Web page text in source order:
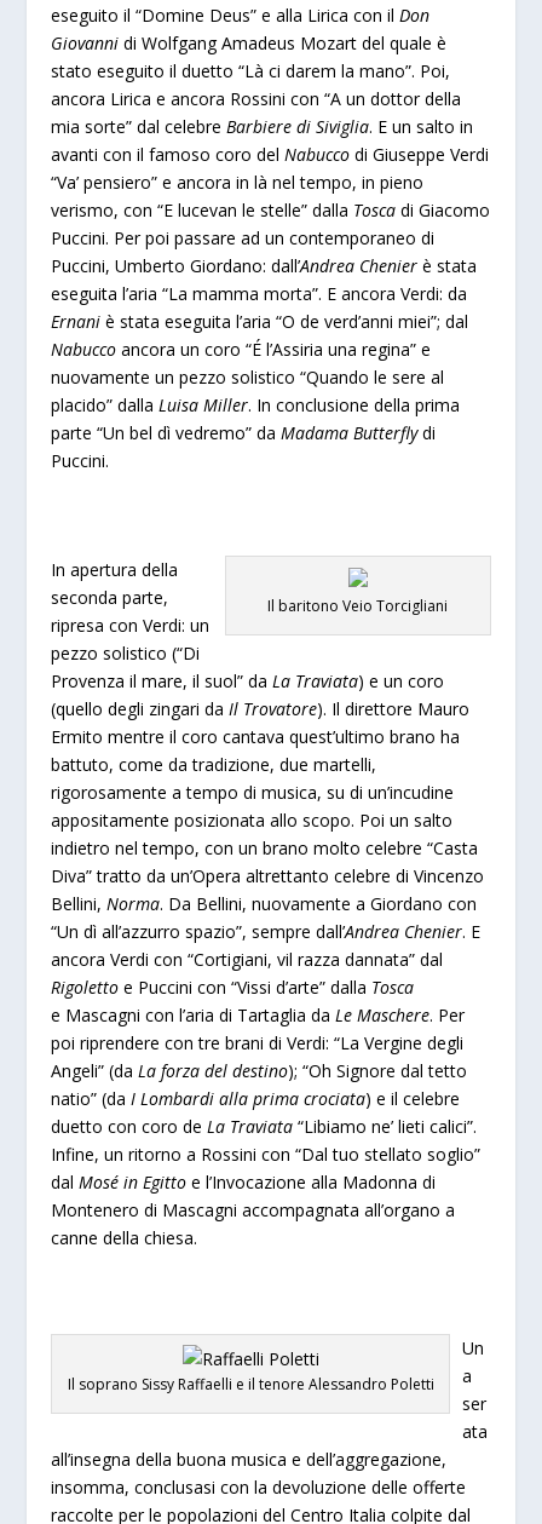
eseguito il “Domine Deus” e alla Lirica con il Don
Giovanni di Wolfgang Amadeus Mozart del quale è
stato eseguito il duetto “Là ci darem la mano”. Poi,
ancora Lirica e ancora Rossini con “A un dottor della
mia sorte” dal celebre Barbiere di Siviglia. E un salto in
avanti con il famoso coro delNabucco di Giuseppe Verdi
“Va’ pensiero” e ancora in là nel tempo, in pieno
verismo, con “E lucevan le stelle” dalla Tosca di Giacomo
Puccini. Per poi passare ad un contemporaneo di
Puccini, Umberto Giordano: dall’Andrea Chenier è stata
eseguita l’aria “La mamma morta”. E ancora Verdi: da
Ernani è stata eseguita l’aria “O de verd’anni miei”; dal
Nabucco ancora un coro “É l’Assiria una regina” e
nuovamente un pezzo solistico “Quando le sere al
placido” dalla Luisa Miller. In conclusione della prima
parte “Un bel dì vedremo” daMadama Butterflydi
Puccini.
Il baritono Veio Torcigliani
In apertura della
seconda parte,
ripresa con Verdi: un
pezzo solistico (“Di
Provenza il mare, il suol” daLa Traviata) e un coro
(quello degli zingari daIl Trovatore). Il direttore Mauro
Ermito mentre il coro cantava quest’ultimo brano ha
battuto, come da tradizione, due martelli,
rigorosamente a tempo di musica, su di un’incudine
appositamente posizionata allo scopo. Poi un salto
indietro nel tempo, con un brano molto celebre “Casta
Diva” tratto da un’Opera altrettanto celebre di Vincenzo
Bellini,Norma. Da Bellini, nuovamente a Giordano con
“Un dì all’azzurro spazio”, sempre dall’Andrea Chenier. E
ancora Verdi con “Cortigiani, vil razza dannata” dal
Rigolettoe Puccini con “Vissi d’arte” dalla Tosca
e Mascagni con l’aria di Tartaglia daLe Maschere. Per
poi riprendere con tre brani di Verdi: “La Vergine degli
Angeli” (daLa forza del destino); “Oh Signore dal tetto
natio” (daI Lombardi alla prima crociata) e il celebre
duetto con coro deLa Traviata “Libiamo ne’ lieti calici”.
Infine, un ritorno a Rossini con “Dal tuo stellato soglio”
dalMosé in Egitto e l’Invocazione alla Madonna di
Montenero di Mascagni accompagnata all’organo a
canne della chiesa.
Il soprano Sissy Raffaelli e il tenore Alessandro Poletti
Un
a
ser
ata
all’insegna della buona musica e dell’aggregazione,
insomma, conclusasi con la devoluzione delle offerte
raccolte per le popolazioni del Centro Italia colpite dal